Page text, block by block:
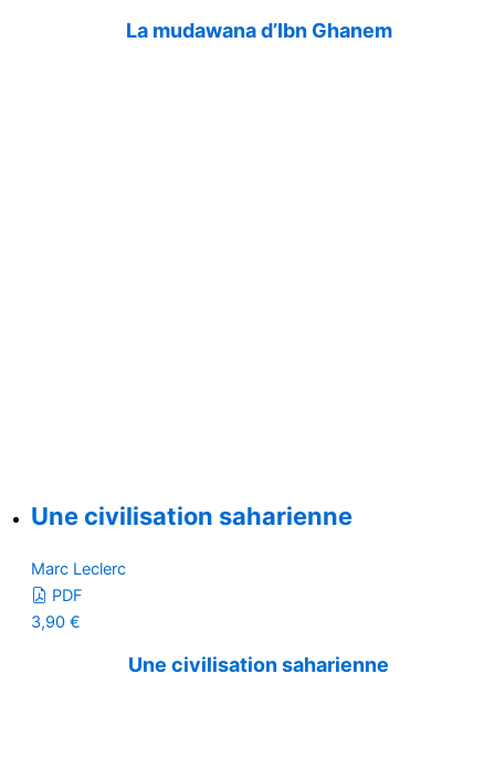
La mudawana d’Ibn Ghanem
Une civilisation saharienne
Marc Leclerc
PDF
3,90 €
Une civilisation saharienne